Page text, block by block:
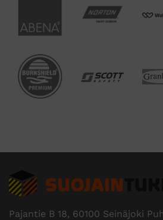
Pajantie B 18, 60100 Seinäjoki